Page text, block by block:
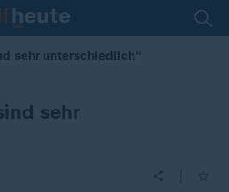
sehr unterschiedlich“
sehr